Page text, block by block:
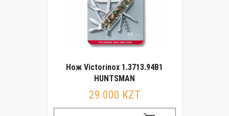
Нож Victorinox 1.3713.94B1
HUNTSMAN
29 000 KZT